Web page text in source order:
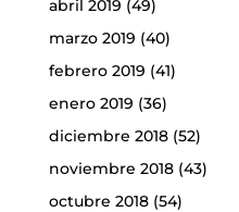
abril 2019 (49)
marzo 2019 (40)
febrero 2019 (41)
enero 2019 (36)
diciembre 2018(52)
noviembre 2018(43)
octubre 2018(54)